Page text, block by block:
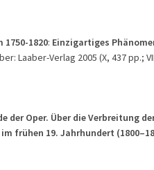
1750-1820: Einzigartiges
Laaber-Verlag 2005 (X, 437 pp.;
der Oper. Über die Verbreitung
frühen 19. Jahrhundert